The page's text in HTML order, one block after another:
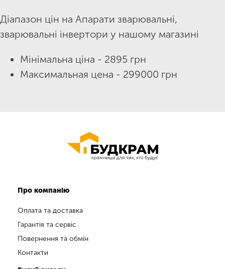
Діапазон цін на Апарати зварювальні,
зварювальні інвертори у нашому магазині
Мінімальна ціна - 2895 грн
Максимальная цена - 299000 грн
Про компанію
Оплата та доставка
Гарантія та сервіс
Повернення та обмін
Контакти